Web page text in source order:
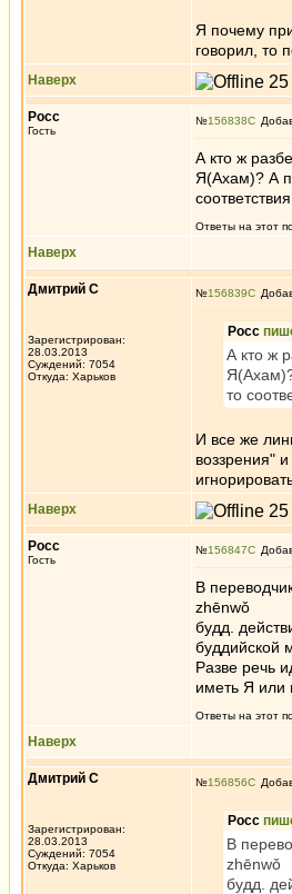
Я почему
говорил, то
Наверх
Росс
Гость
№156838
А кто ж
Я(Ахам)? А
Ответы на этот
Наверх
Дмитрий С
Зарегистрирован:
28.03.2013
Суждений: 7054
Откуда: Харьков
№156839
Росс
А кто ж
то
И все же
воззрения"
Наверх
Росс
Гость
№156847
В
zhēnwǒ
будд.
буддийской
Разве речь
иметь Я или
Ответы на этот
Наверх
Дмитрий С
Зарегистрирован:
28.03.2013
Суждений: 7054
Откуда: Харьков
№156856
Росс
В
zhēnwǒ
будд.